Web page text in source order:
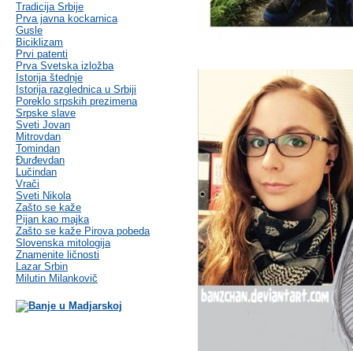
Tradicija Srbije
Prva javna kockarnica
Gusle
Biciklizam
Prvi patenti
Prva Svetska izložba
Istorija štednje
Istorija razglednica u Srbiji
Poreklo srpskih prezimena
Srpske slave
Sveti Jovan
Mitrovdan
Tomindan
Đurđevdan
Lučindan
Vrači
Sveti Nikola
Zašto se kaže
Pijan kao majka
Zašto se kaže Pirova pobeda
Slovenska mitologija
Znamenite ličnosti
Lazar Srbin
Milutin Milankovič